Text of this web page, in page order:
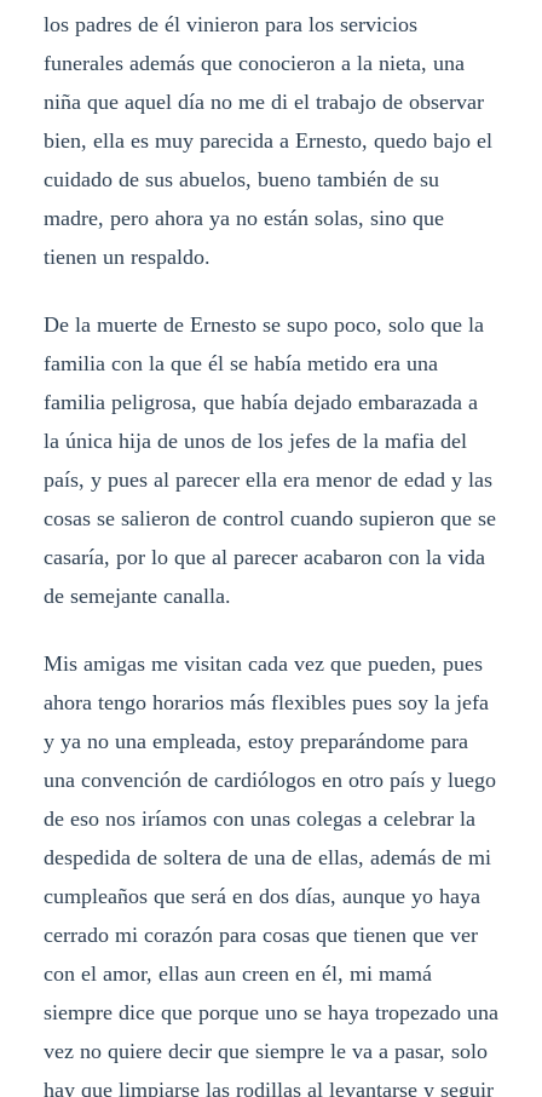
los padres de él vinieron para los servicios
funerales además que conocieron a la nieta, una
niña que aquel día no me di el trabajo de observar
bien, ella es muy parecida a Ernesto, quedo bajo el
cuidado de sus abuelos, bueno también de su
madre, pero ahora ya no están solas, sino que
tienen un respaldo.
De la muerte de Ernesto se supo poco, solo que la
familia con la que él se había metido era una
familia peligrosa, que había dejado embarazada a
la única hija de unos de los jefes de la mafia del
país, y pues al parecer ella era menor de edad y las
cosas se salieron de control cuando supieron que se
casaría, por lo que al parecer acabaron con la vida
de semejante canalla.
Mis amigas me visitan cada vez que pueden, pues
ahora tengo horarios más flexibles pues soy la jefa
y ya no una empleada, estoy preparándome para
una convención de cardiólogos en otro país y luego
de eso nos iríamos con unas colegas a celebrar la
despedida de soltera de una de ellas, además de mi
cumpleaños que será en dos días, aunque yo haya
cerrado mi corazón para cosas que tienen que ver
con el amor, ellas aun creen en él, mi mamá
siempre dice que porque uno se haya tropezado una
vez no quiere decir que siempre le va a pasar, solo
hay que limpiarse las rodillas al levantarse y seguir